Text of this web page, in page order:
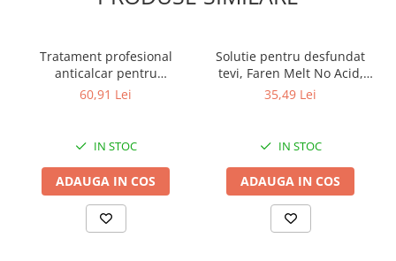
Tratament profesional
anticalcar pentru
rezervoare WC, Faren F200,
60,91 Lei
IN STOC
ADAUGA IN COS
Solutie pentru desfundat
tevi, Faren Melt No Acid,
1000 ml
35,49 Lei
IN STOC
ADAUGA IN COS